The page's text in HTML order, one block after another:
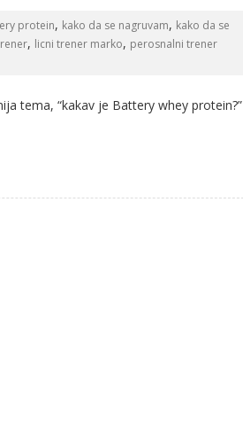
protein, kako da se nagruvam, kako da se
, licni trener marko, perosnalni trener
tema, “kakav je Battery whey protein?”